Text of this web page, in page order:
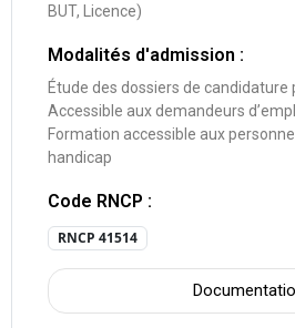
BUT, Licence)
Modalités d'admission :
Étude des dossiers de candidature
Accessible aux demandeurs
Formation accessible aux
handicap
Code RNCP :
RNCP 41514